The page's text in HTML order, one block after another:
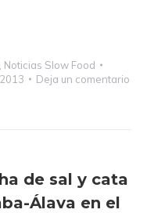
Noticias Slow Food
Deja un comentario
de sal y cata
Álava en el